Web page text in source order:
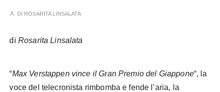
DI ROSARITA LINSALATA
di Rosarita Linsalata
“Max Verstappen vince il Gran Premio del Giappone“, la
voce del telecronista rimbomba e fende l’aria, la